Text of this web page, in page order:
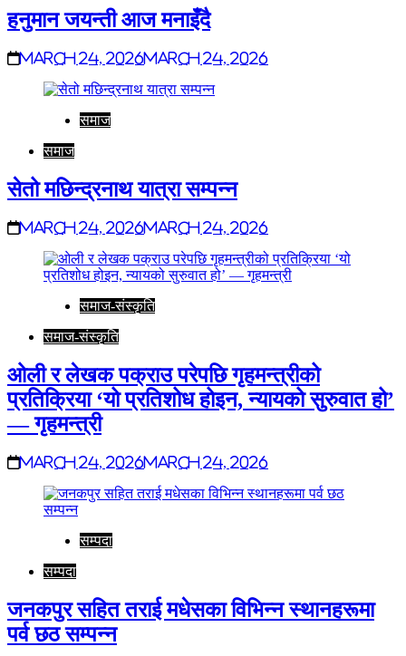
हनुमान जयन्ती आज मनाइँदै
March 24, 2026March 24, 2026
समाज
समाज
सेतो मछिन्द्रनाथ यात्रा सम्पन्न
March 24, 2026March 24, 2026
समाज-संस्कृति
समाज-संस्कृति
ओली र लेखक पक्राउ परेपछि गृहमन्त्रीको
प्रतिक्रिया ‘यो प्रतिशोध होइन, न्यायको सुरुवात हो’
— गृहमन्त्री
March 24, 2026March 24, 2026
सम्पदा
सम्पदा
जनकपुर सहित तराई मधेसका विभिन्न स्थानहरूमा
पर्व छठ सम्पन्न